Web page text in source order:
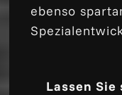
ebenso
Lassen